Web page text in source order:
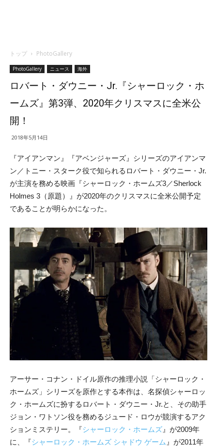
トップ PhotoGallery
PhotoGallery ニュース 海外
ロバート・ダウニー・Jr.『シャーロック・ホ
ームズ』第3弾、2020年クリスマスに全米公
開！
2018年5月14日
『アイアンマン』『アベンジャーズ』シリーズのアイアンマ
ン／トニー・スターク役で知られるロバート・ダウニー・Jr.
が主演を務める映画『シャーロック・ホームズ3／Sherlock
Holmes 3（原題）』が2020年のクリスマスに全米公開予定
であることが明らかになった。
アーサー・コナン・ドイル原作の推理小説「シャーロック・
ホームズ」シリーズを原作とする本作は、名探偵シャーロッ
ク・ホームズに扮するロバート・ダウニー・Jr.と、その助手
ジョン・ワトソン役を務めるジュード・ロウが競演するアク
ションミステリー。『シャーロック・ホームズ 』が2009年
に、『シャーロック・ホームズ シャドウ ゲーム 』が2011年